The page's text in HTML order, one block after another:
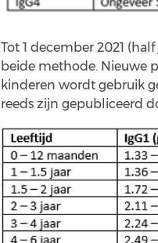
Tot 1 december 2021
beide methode. Nieuwe
kinderen wordt gebruik
reeds zijn gepubliceerd